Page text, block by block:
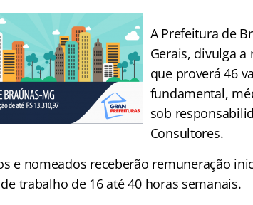
A Prefeitura de
Gerais, divulga
que proverá 46
fundamental,
sob
Consultores.
e nomeados receberão remuneração
trabalho de 16 até 40 horas semanais.